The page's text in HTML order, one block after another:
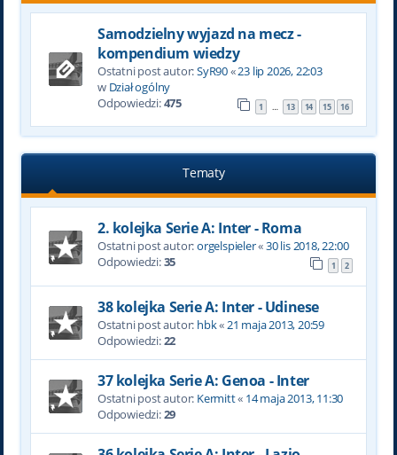
Samodzielny wyjazd na mecz -
kompendium wiedzy
Ostatni post autor:SyR90«23 lip 2026, 22:03
w Dział ogólny
Odpowiedzi:475 1 … 13 14 15 16
Tematy
2. kolejka Serie A: Inter - Roma
Ostatni post autor:orgelspieler«30 lis 2018, 22:00
Odpowiedzi:35 1 2
38 kolejka Serie A: Inter - Udinese
Ostatni post autor: hbk«21 maja 2013, 20:59
Odpowiedzi:22
37 kolejka Serie A: Genoa - Inter
Ostatni post autor: Kermitt« 14 maja 2013, 11:30
Odpowiedzi:29